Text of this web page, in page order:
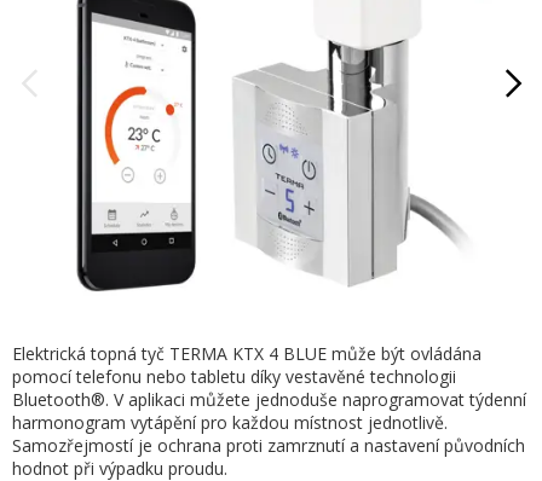
Elektrická topná tyč TERMA KTX 4 BLUE může být ovládána
pomocí telefonu nebo tabletu díky vestavěné technologii
Bluetooth®. V aplikaci můžete jednoduše naprogramovat týdenní
harmonogram vytápění pro každou místnost jednotlivě.
Samozřejmostí je ochrana proti zamrznutí a nastavení původních
hodnot při výpadku proudu.